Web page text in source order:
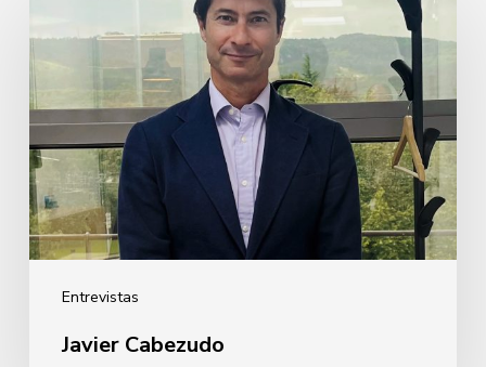
Entrevistas
Javier Cabezudo